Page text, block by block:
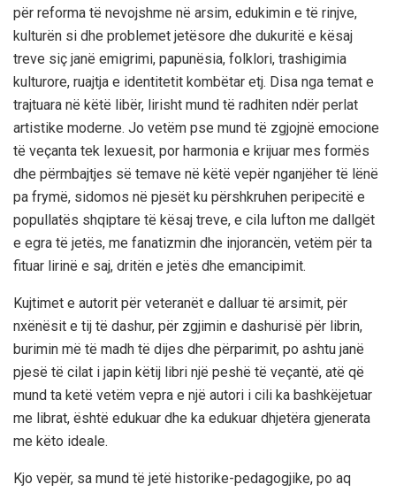
për reforma të nevojshme në arsim, edukimin e të rinjve,
kulturën si dhe problemet jetësore dhe dukuritë e kësaj
treve siç janë emigrimi, papunësia, folklori, trashigimia
kulturore, ruajtja e identitetit kombëtar etj. Disa nga temat e
trajtuara në këtë libër, lirisht mund të radhiten ndër perlat
artistike moderne. Jo vetëm pse mund të zgjojnë emocione
të veçanta tek lexuesit, por harmonia e krijuar mes formës
dhe përmbajtjes së temave në këtë vepër nganjëher të lënë
pa frymë, sidomos në pjesët ku përshkruhen peripecitë e
popullatës shqiptare të kësaj treve, e cila lufton me dallgët
e egra të jetës, me fanatizmin dhe injorancën, vetëm për ta
fituar lirinë e saj, dritën e jetës dhe emancipimit.
Kujtimet e autorit për veteranët e dalluar të arsimit, për
nxënësit e tij të dashur, për zgjimin e dashurisë për librin,
burimin më të madh të dijes dhe përparimit, po ashtu janë
pjesë të cilat i japin këtij libri një peshë të veçantë, atë që
mund ta ketë vetëm vepra e një autori i cili ka bashkëjetuar
me librat, është edukuar dhe ka edukuar dhjetëra gjenerata
me këto ideale.
Kjo vepër, sa mund të jetë historike-pedagogjike, po aq